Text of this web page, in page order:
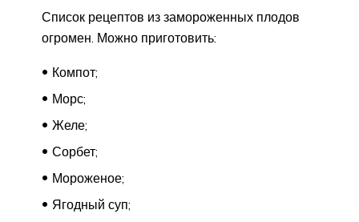
Список рецептов из замороженных плодов
огромен. Можно приготовить:
Компот;
Морс;
Желе;
Сорбет;
Мороженое;
Ягодный суп;